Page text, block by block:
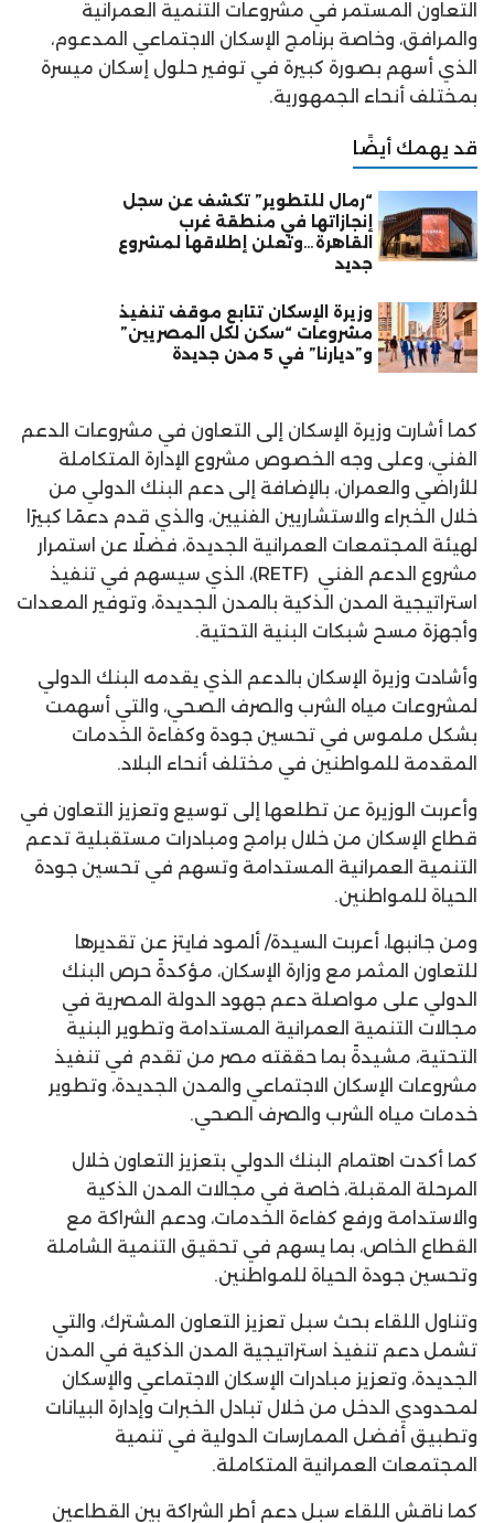
التعاون المستمر في مشروعات التنمية العمرانية
والمرافق، وخاصة برنامج الإسكان الاجتماعي المدعوم،
الذي أسهم بصورة كبيرة في توفير حلول إسكان ميسرة
بمختلف أنحاء الجمهورية.
قد يهمك أيضًا
“رمال للتطوير” تكشف عن سجل
إنجازاتها في منطقة غرب
القاهرة…وتعلن إطلاقها لمشروع
جديد
وزيرة الإسكان تتابع موقف تنفيذ
مشروعات “سكن لكل المصريين”
و”ديارنا” في 5 مدن جديدة
كما أشارت وزيرة الإسكان إلى التعاون في مشروعات الدعم
الفني، وعلى وجه الخصوص مشروع الإدارة المتكاملة
للأراضي والعمران، بالإضافة إلى دعم البنك الدولي من
خلال الخبراء والاستشاريين الفنيين، والذي قدم دعمًا كبيرًا
لهيئة المجتمعات العمرانية الجديدة، فضلًا عن استمرار
مشروع الدعم الفني
(RETF)، الذي سيسهم في تنفيذ
استراتيجية المدن الذكية بالمدن الجديدة، وتوفير المعدات
وأجهزة مسح شبكات البنية التحتية.
وأشادت وزيرة الإسكان بالدعم الذي يقدمه البنك الدولي
لمشروعات مياه الشرب والصرف الصحي، والتي أسهمت
بشكل ملموس في تحسين جودة وكفاءة الخدمات
المقدمة للمواطنين في مختلف أنحاء البلاد.
وأعربت الوزيرة عن تطلعها إلى توسيع وتعزيز التعاون في
قطاع الإسكان من خلال برامج ومبادرات مستقبلية تدعم
التنمية العمرانية المستدامة وتسهم في تحسين جودة
الحياة للمواطنين.
ومن جانبها، أعربت السيدة/ ألمود فايتز عن تقديرها
للتعاون المثمر مع وزارة الإسكان، مؤكدةً حرص البنك
الدولي على مواصلة دعم جهود الدولة المصرية في
مجالات التنمية العمرانية المستدامة وتطوير البنية
التحتية، مشيدةً بما حققته مصر من تقدم في تنفيذ
مشروعات الإسكان الاجتماعي والمدن الجديدة، وتطوير
خدمات مياه الشرب والصرف الصحي.
كما أكدت اهتمام البنك الدولي بتعزيز التعاون خلال
المرحلة المقبلة، خاصة في مجالات المدن الذكية
والاستدامة ورفع كفاءة الخدمات، ودعم الشراكة مع
القطاع الخاص، بما يسهم في تحقيق التنمية الشاملة
وتحسين جودة الحياة للمواطنين.
وتناول اللقاء بحث سبل تعزيز التعاون المشترك، والتي
تشمل دعم تنفيذ استراتيجية المدن الذكية في المدن
الجديدة، وتعزيز مبادرات الإسكان الاجتماعي والإسكان
لمحدودي الدخل من خلال تبادل الخبرات وإدارة البيانات
وتطبيق أفضل الممارسات الدولية في تنمية
المجتمعات العمرانية المتكاملة.
كما ناقش اللقاء سبل دعم أطر الشراكة بين القطاعين